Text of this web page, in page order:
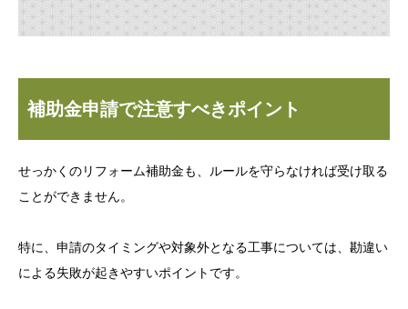
補助金申請で注意すべきポイント
せっかくのリフォーム補助金も、ルールを守らなければ受け取る
ことができません。
特に、申請のタイミングや対象外となる工事については、勘違い
による失敗が起きやすいポイントです。